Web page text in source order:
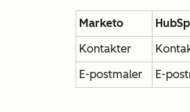
Marketo
Kontakter
E-postmaler
E-